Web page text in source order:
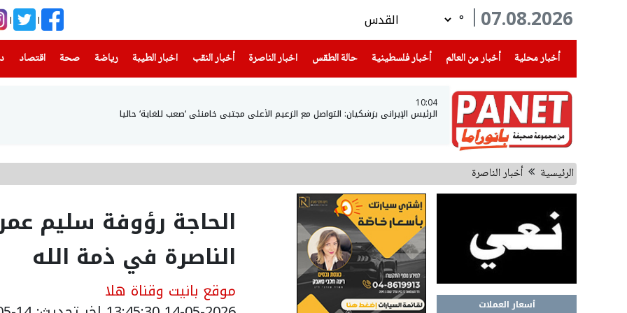
07.08.2026
°
أخبار محلية
(current) أخبار من العالم أخبار فلسطينية(current) حالة الطقس اخبار الناصرة
(current) أخبار النقب اخبار الطيبة(current) رياضة
(current) صحة(current) اقتصاد
10:04
الرئيس الإيراني بزشكيان: التواصل مع الزعيم الأعلى مجتبى خامنئي ‘صعب للغاية‘ حاليا
الرئيسية أخبار الناصرة
أسعار العملات
الحاجة رؤوفة سليم
الناصرة في ذمة الله
موقع بانيت وقناة هلا